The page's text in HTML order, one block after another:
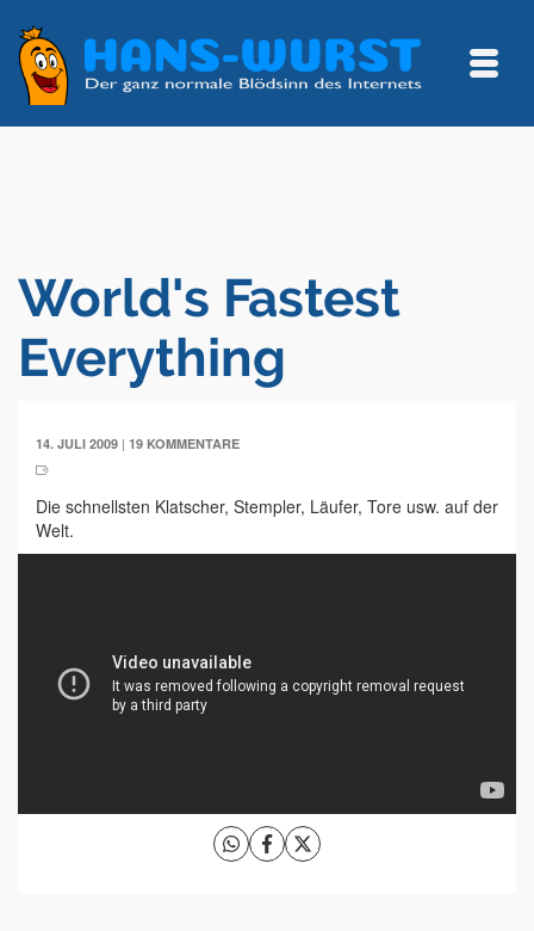
World's Fastest
Everything
14. JULI 2009 | 19 KOMMENTARE
Die schnellsten Klatscher, Stempler, Läufer, Tore usw. auf der
Welt.